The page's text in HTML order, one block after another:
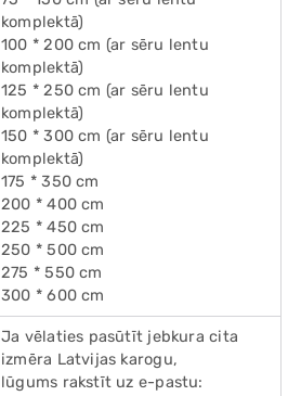
komplektā)
100 * 200 cm (ar sēru lentu
komplektā)
125 * 250 cm (ar sēru lentu
komplektā)
150 * 300 cm (ar sēru lentu
komplektā)
175 * 350 cm
200 * 400 cm
225 * 450 cm
250 * 500 cm
275 * 550 cm
300 * 600 cm
Ja vēlaties pasūtīt jebkura cita
izmēra Latvijas karogu,
lūgums rakstīt uz e-pastu: